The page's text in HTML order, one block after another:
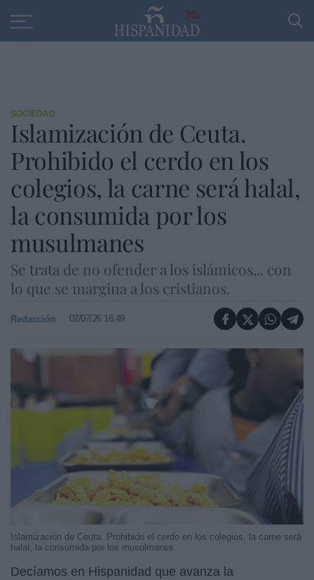
30
SOCIEDAD
Islamización de Ceuta.
Prohibido el cerdo en los
colegios, la carne será halal,
la consumida por los
musulmanes
Se trata de no ofender a los islámicos... con
lo que se margina a los cristianos.
Redacción 02/07/26 16:49
Islamización de Ceuta. Prohibido el cerdo en los colegios, la carne será
halal, la consumida por los musulmanes
Decíamos en Hispanidad que avanza la